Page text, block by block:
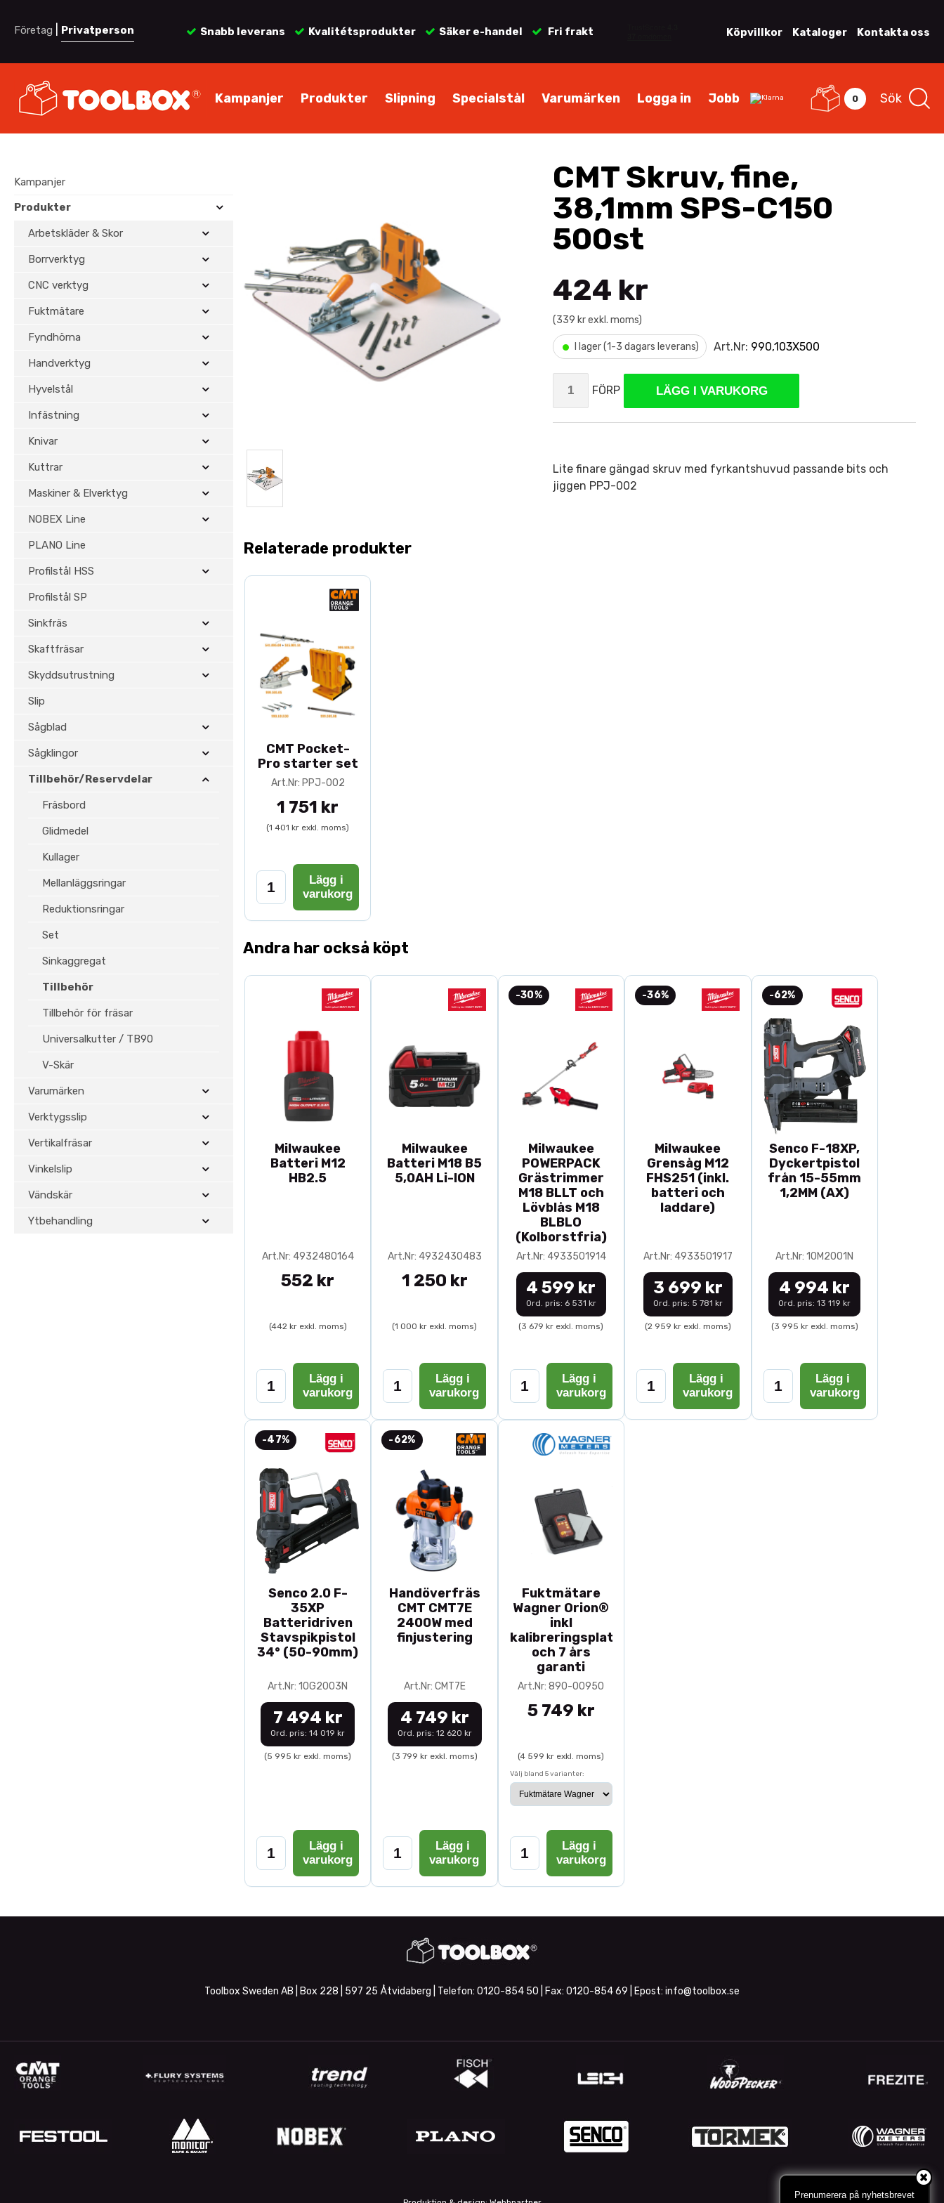
Företag Privatperson Snabb leverans Kvalitétsprodukter Säker e-handel Fri frakt Köpvillkor Kataloger Kontakta oss
Kampanjer Produkter Slipning Specialstål Varumärken Logga in Jobb 0 Sök
Kampanjer
Produkter
Arbetskläder & Skor
Borrverktyg
CNC verktyg
Fuktmätare
Fyndhörna
Handverktyg
Hyvelstål
Infästning
Knivar
Kuttrar
Maskiner & Elverktyg
NOBEX Line
PLANO Line
Profilstål HSS
Profilstål SP
Sinkfräs
Skaftfräsar
Skyddsutrustning
Slip
Sågblad
Sågklingor
Tillbehör/Reservdelar
Fräsbord
Glidmedel
Kullager
Mellanläggsringar
Reduktionsringar
Set
Sinkaggregat
Tillbehör
Tillbehör för fräsar
Universalkutter / TB90
V-Skär
Varumärken
Verktygsslip
Vertikalfräsar
Vinkelslip
Vändskär
Ytbehandling
CMT Skruv, fine,
38,1mm SPS-C150
500st
424 kr
(339 kr exkl. moms)
• I lager (1-3 dagars leverans) Art.Nr: 990,103X500
FÖRP LÄGG I VARUKORG
Lite finare gängad skruv med fyrkantshuvud passande bits och
jiggen PPJ-002
Relaterade produkter
CMT Pocket-
Pro starter set
Art.Nr: PPJ-002
1 751 kr
(1 401 kr exkl. moms)
Lägg i
varukorg
Andra har också köpt
Milwaukee
Batteri M12
HB2.5
Art.Nr: 4932480164
552 kr
(442 kr exkl. moms)
Lägg i
varukorg
Milwaukee
Batteri M18 B5
5,0AH Li-ION
Art.Nr: 4932430483
1 250 kr
(1 000 kr exkl. moms)
Lägg i
varukorg
-30%
Milwaukee
POWERPACK
Grästrimmer
M18 BLLT och
Lövblås M18
BLBLO
(Kolborstfria)
Art.Nr: 4933501914
4 599 kr
Ord. pris: 6 531 kr
(3 679 kr exkl. moms)
Lägg i
varukorg
-36%
Milwaukee
Grensåg M12
FHS251 (inkl.
batteri och
laddare)
Art.Nr: 4933501917
3 699 kr
Ord. pris: 5 781 kr
(2 959 kr exkl. moms)
Lägg i
varukorg
-62%
Senco F-18XP,
Dyckertpistol
från 15-55mm
1,2MM (AX)
Art.Nr: 10M2001N
4 994 kr
Ord. pris: 13 119 kr
(3 995 kr exkl. moms)
Lägg i
varukorg
-47%
Senco 2.0 F-
35XP
Batteridriven
Stavspikpistol
34° (50-90mm)
Art.Nr: 10G2003N
7 494 kr
Ord. pris: 14 019 kr
(5 995 kr exkl. moms)
Lägg i
varukorg
-62%
Handöverfräs
CMT CMT7E
2400W med
finjustering
Art.Nr: CMT7E
4 749 kr
Ord. pris: 12 620 kr
(3 799 kr exkl. moms)
Lägg i
varukorg
Fuktmätare
Wagner Orion®
inkl
kalibreringsplatta
och 7 års
garanti
Art.Nr: 890-00950
5 749 kr
(4 599 kr exkl. moms)
Välj bland 5 varianter:
Lägg i
varukorg
Toolbox Sweden AB | Box 228 | 597 25 Åtvidaberg | Telefon: 0120-854 50 | Fax: 0120-854 69 | Epost: info@toolbox.se
Prenumerera på nyhetsbrevet